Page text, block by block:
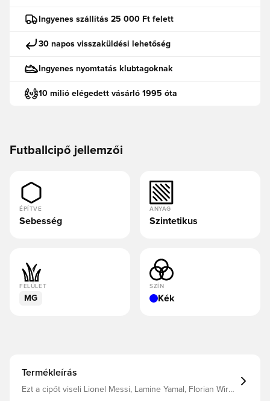
Ingyenes szállítás 25 000 Ft felett
30 napos visszaküldési lehetőség
Ingyenes nyomtatás klubtagoknak
10 milió elégedett vásárló 1995 óta
Futballcipő jellemzői
ÉPÍTVE
Sebesség
ANYAG
Szintetikus
FELÜLET
MG
SZÍN
Kék
Termékleírás
Ezt a cipőt viseli Lionel Messi, Lamine Yamal, Florian Wirtz